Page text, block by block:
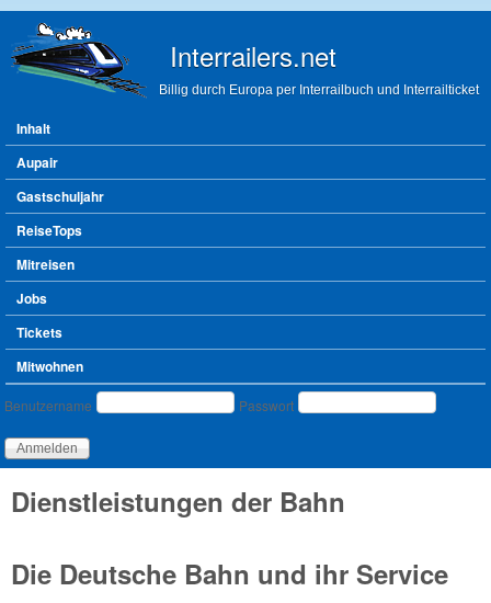
Interrailers.net
Billig durch Europa per Interrailbuch und Interrailticket
Hauptmenü
Inhalt
Aupair
Gastschuljahr
ReiseTops
Mitreisen
Jobs
Tickets
Mitwohnen
Benutzeranmeldung
Benutzername Passwort
Dienstleistungen der Bahn
Die Deutsche Bahn und ihr Service